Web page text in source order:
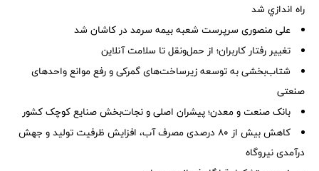
راه اندازي شد
علی منصوری سرپرست شعبه بیمه سرمد در کاشان شد
تغییر رفتار کاربران؛ از حمل‌ونقل تا سلامت آنلاین
شتاب‌بخشی به توسعه زیرساخت‌های گمركی و رفع موانع واحدهای
صنعتی
بانک صنعت و معدن؛ پیشران اصلی و نجات‌بخش صنایع کوچک کشور
کاهش بیش از ۸۰ درصدی مصرف آب، افزایش ظرفیت تولید و جهش
درآمدی نیروگاه